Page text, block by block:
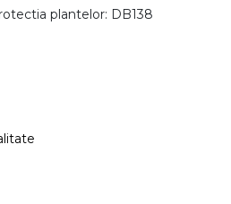
plantelor: DB138